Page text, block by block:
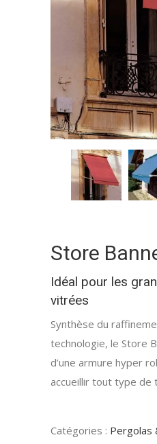
Store
Idéal pour les
vitrées
Synthèse du
technologie, le Store
d’une armure hyper
accueillir tout type de
Catégories : Pergolas